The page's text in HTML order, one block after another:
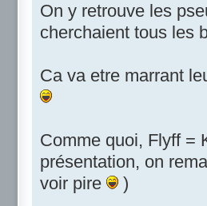
On y retrouve les
cherchaient tous les
Ca va etre marrant
Comme quoi, Flyff =
présentation, on
voir pire
)